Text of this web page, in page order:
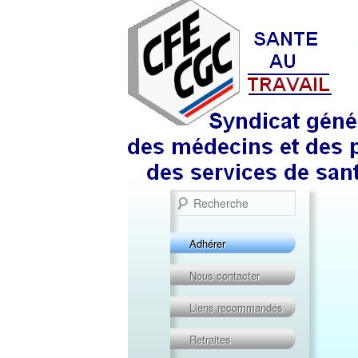
Recherche
Adhérer
Nous contacter
Liens recommandés
Retraites